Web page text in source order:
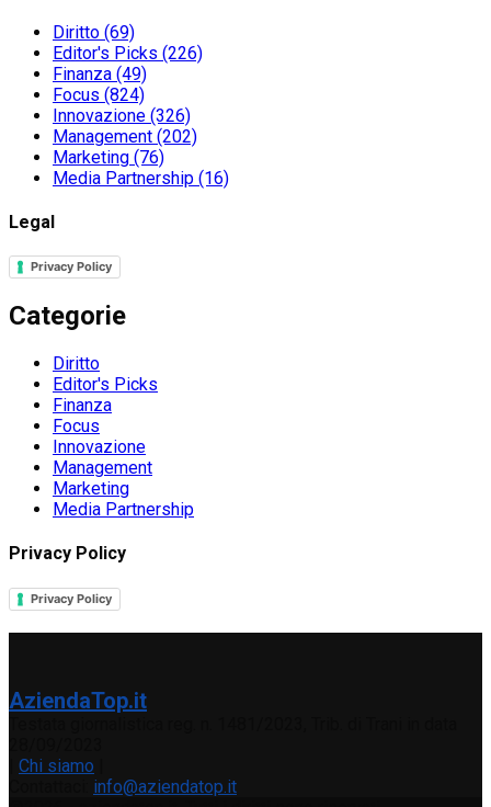
Diritto (69)
Editor's Picks (226)
Finanza (49)
Focus (824)
Innovazione (326)
Management (202)
Marketing (76)
Media Partnership (16)
Legal
Privacy Policy
Categorie
Diritto
Editor's Picks
Finanza
Focus
Innovazione
Management
Marketing
Media Partnership
Privacy Policy
Privacy Policy
AziendaTop.it
Chi siamo
info@aziendatop.it